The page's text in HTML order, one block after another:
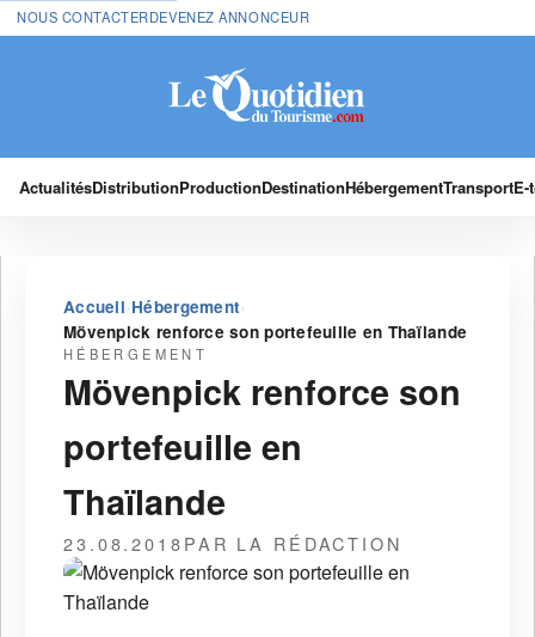
NOUS CONTACTERDEVENEZ ANNONCEUR
ActualitésDistributionProductionDestinationHébergementTransport
Accueil›Hébergement›
Mövenpick renforce son portefeuille en Thaïlande
HÉBERGEMENT
Mövenpick renforce son
portefeuille en
Thaïlande
23.08.2018PAR LA RÉDACTION